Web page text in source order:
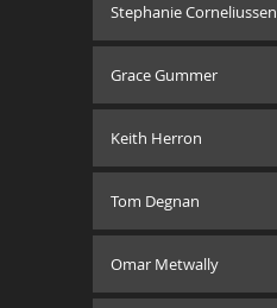
Stephanie Corneliussen
Grace Gummer
Keith Herron
Tom Degnan
Omar Metwally